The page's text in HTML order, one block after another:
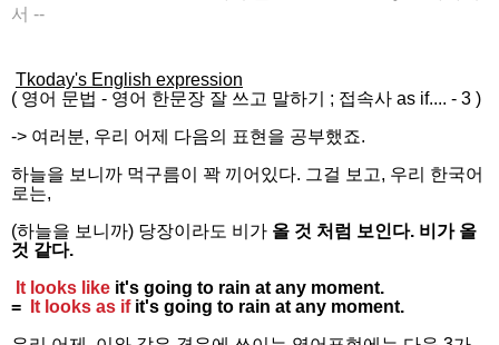
서 --
Tkoday's English expression
( 영어 문법 - 영어 한문장 잘 쓰고 말하기 ; 접속사 as if.... - 3 )
-> 여러분, 우리 어제 다음의 표현을 공부했죠.
하늘을 보니까 먹구름이 꽉 끼어있다. 그걸 보고, 우리 한국어
로는,
(하늘을 보니까) 당장이라도 비가 올 것 처럼 보인다. 비가 올
것 같다.
It looks like it's going to rain at any moment.
=
It looks as ifit's going to rain at any moment.